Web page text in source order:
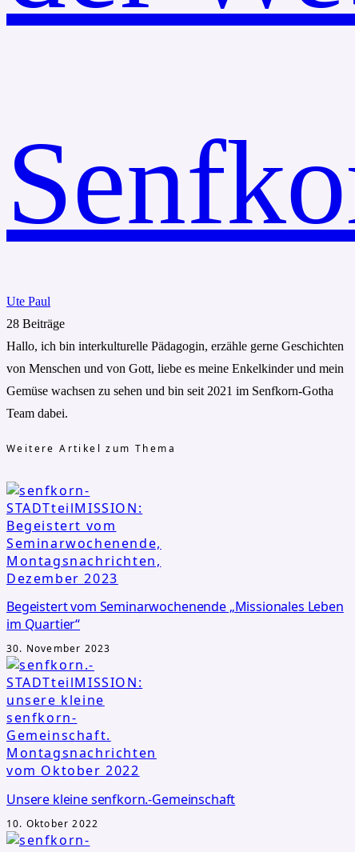
Ute Paul
28 Beiträge
Hallo, ich bin interkulturelle Pädagogin, erzähle gerne Geschichten
von Menschen und von Gott, liebe es meine Enkelkinder und mein
Gemüse wachsen zu sehen und bin seit 2021 im Senfkorn-Gotha
Team dabei.
Weitere Artikel zum Thema
Begeistert vom Seminarwochenende „Missionales Leben
im Quartier“
30. November 2023
Unsere kleine senfkorn.-Gemeinschaft
10. Oktober 2022